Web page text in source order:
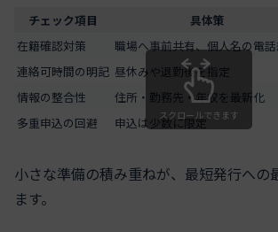
チェック項目 具体策
在籍確認対策
職場へ事前共有、個人名の電
連絡可時間の明記 昼休みや退勤後を指定
情報の整合性
住所・勤務先・年収を最新化
多重申込の回避
申込は少数に限定
スクロールできます
小さな準備の積み重ねが、最短発行への
ます。